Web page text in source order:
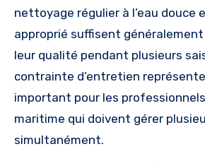
nettoyage régulier à l’eau douce
approprié suffisent
leur qualité pendant plusieurs
contrainte d’entretien
important pour les
maritime qui doivent gérer
simultanément.